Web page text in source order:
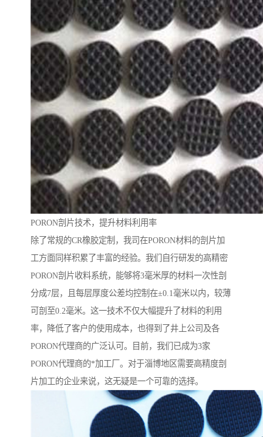
PORON剖片技术，提升材料利用率
除了常规的CR橡胶定制，我司在PORON材料的剖片加
工方面同样积累了丰富的经验。我们自行研发的高精密
PORON剖片收料系统，能够将3毫米厚的材料一次性剖
分成7层，且每层厚度公差均控制在±0.1毫米以内，较薄
可剖至0.2毫米。这一技术不仅大幅提升了材料的利用
率，降低了客户的使用成本，也得到了井上公司及各
PORON代理商的广泛认可。目前，我们已成为3家
PORON代理商的*加工厂。对于淄博地区需要高精度剖
片加工的企业来说，这无疑是一个可靠的选择。